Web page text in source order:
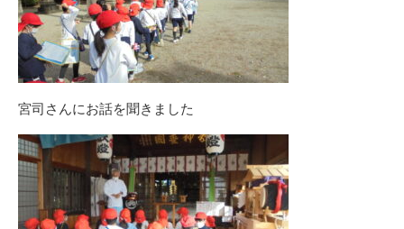
宮司さんにお話を聞きました